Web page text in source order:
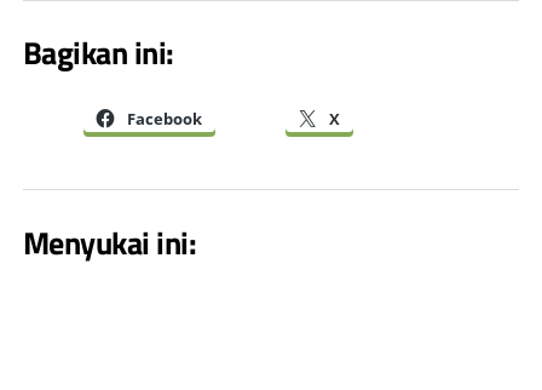
Bagikan ini:
Facebook X
Menyukai ini: